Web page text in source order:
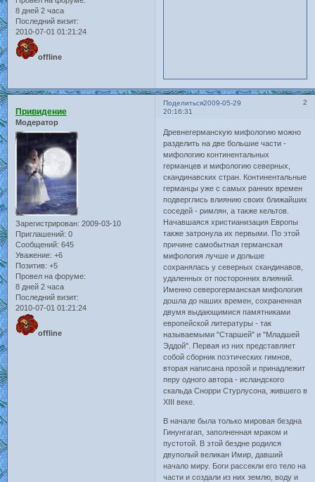
8 дней 2 часа
Последний визит:
2010-07-01 01:21:24
offline
Поделиться 2
2009-05-29
20:16:31
Привидение
Модератор
Зарегистрирован: 2009-03-10
Приглашений: 0
Сообщений: 645
Уважение: +6
Позитив: +5
Провел на форуме:
8 дней 2 часа
Последний визит:
2010-07-01 01:21:24
offline
Древнегерманскую мифологию можно
разделить на две большие части -
мифологию континентальных
германцев и мифологию северных,
скандинавских стран. Континентальные
германцы уже с самых ранних времен
подверглись влиянию своих ближайших
соседей - римлян, а также кельтов.
Начавшаяся христианизация Европы
также затронула их первыми. По этой
причине самобытная германская
мифология лучше и дольше
сохранялась у северных скандинавов,
удаленных от посторонних влияний.
Именно северогерманская мифология
дошла до наших времен, сохраненная
двумя выдающимися памятниками
европейской литературы - так
называемыми "Старшей" и "Младшей
Эддой". Первая из них представляет
собой сборник поэтических гимнов,
вторая написана прозой и принадлежит
перу одного автора - исландского
скальда Снорри Стурлусона, жившего в
XIII веке.
В начале была только мировая бездна
Гинунгагап, заполненная мраком и
пустотой. В этой бездне родился
двуполый великан Имир, давший
начало миру. Боги рассекли его тело на
части и создали из них землю, воду и